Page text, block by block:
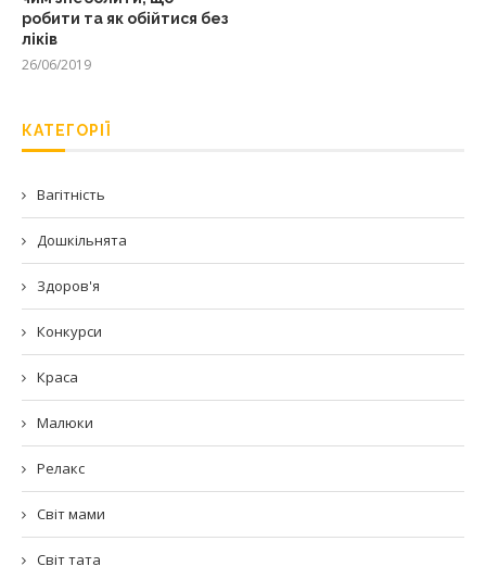
робити та як обійтися без
ліків
26/06/2019
КАТЕГОРІЇ
Вагітність
Дошкільнята
Здоров'я
Конкурси
Краса
Малюки
Релакс
Світ мами
Світ тата